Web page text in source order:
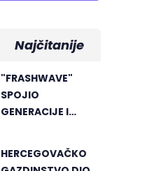
Najčitanije
"FRASHWAVE"
SPOJIO
GENERACIJE I
MALO GDJE NALAZI
HERCEGOVAČKO